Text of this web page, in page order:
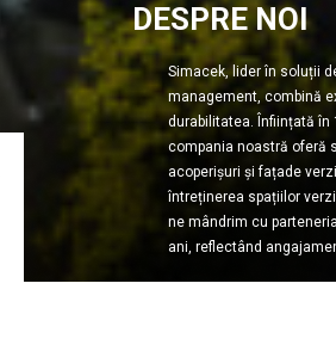
DESPRE NOI
Simacek, lider în soluții
management, combină
durabilitatea. Înființată în
compania noastră oferă
acoperișuri și fațade
întreținerea spațiilor
ne mândrim cu
ani, reflectând